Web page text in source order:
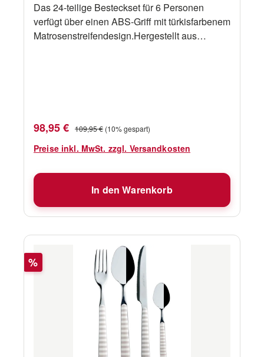
Das 24-teilige Besteckset für 6 Personen
verfügt über einen ABS-Griff mit türkisfarbenem
Matrosenstreifendesign.Hergestellt aus
Verkaufspreis:
98,95 € Regulärer Preis:
109,95 € (10% gespart)
Preise inkl. MwSt. zzgl. Versandkosten
In den Warenkorb
Rabatt
%